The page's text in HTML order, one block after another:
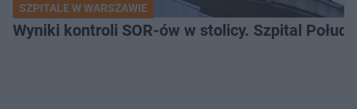
SZPITALE W WARSZAWIE
Wyniki kontroli SOR-ów w stolicy. Szpital